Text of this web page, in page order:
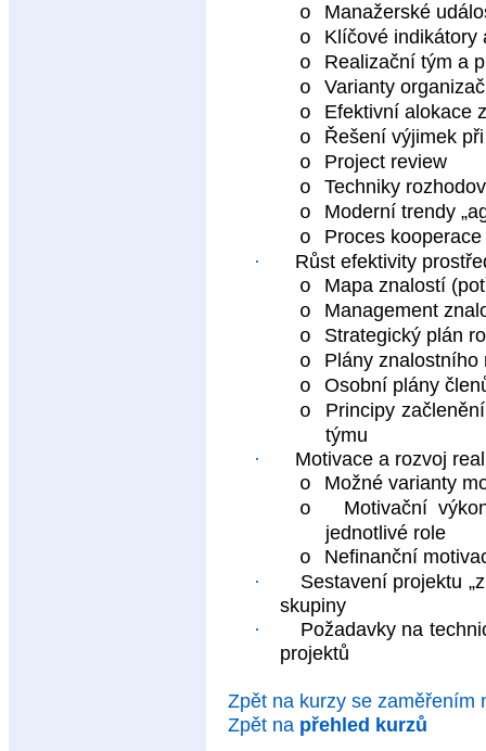
o
Manažerské
o
Klíčové indikátory
o
Realizační tým a
o
Varianty
o
Efektivní alokace
o
Řešení výjimek
o
Project review
o
Techniky
o
Moderní trendy
o
Proces
·
Růst efektivity
o
Mapa znalostí
o
Management
o
Strategický plán
o
Plány znalostního
o
Osobní plány
o
Principy
týmu
·
Motivace a rozvoj
o
Možné varianty
o
Motivační
jednotlivé role
o
Nefinanční
·
Sestavení projektu
skupiny
·
Požadavky na
projektů
Zpět na kurzy se zaměřením
Zpět na přehled kurzů